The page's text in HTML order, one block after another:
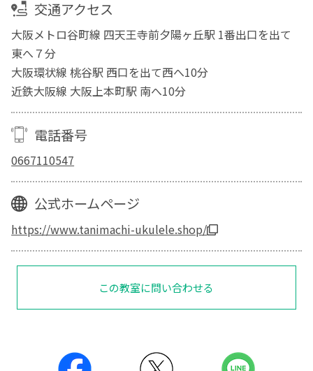
交通アクセス
大阪メトロ谷町線 四天王寺前夕陽ヶ丘駅 1番出口を出て
東へ７分
大阪環状線 桃谷駅 西口を出て西へ10分
近鉄大阪線 大阪上本町駅 南へ10分
電話番号
0667110547
公式ホームページ
https://www.tanimachi-ukulele.shop/
この教室に問い合わせる